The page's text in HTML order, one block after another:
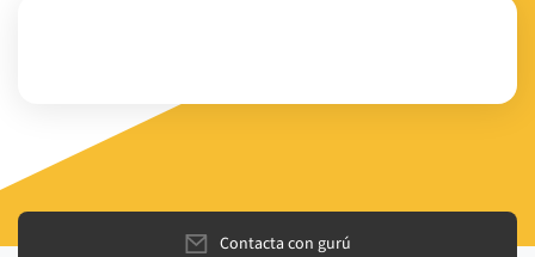
Contacta con gurú